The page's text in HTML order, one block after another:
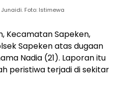
Foto: Istimewa
Kecamatan Sapeken,
Sapeken atas dugaan
Nadia (21). Laporan itu
peristiwa terjadi di sekitar